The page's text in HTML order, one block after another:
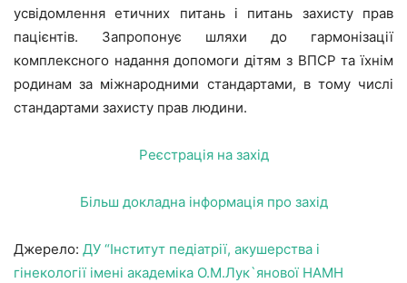
усвідомлення етичних питань і питань захисту прав
пацієнтів. Запропонує шляхи до гармонізації
комплексного надання допомоги дітям з ВПСР та їхнім
родинам за міжнародними стандартами, в тому числі
стандартами захисту прав людини.
Реєстрація на захід
Більш докладна інформація про захід
Джерело: ДУ “Інститут педіатрії, акушерства і
гінекології імені академіка О.М.Лук`янової НАМН